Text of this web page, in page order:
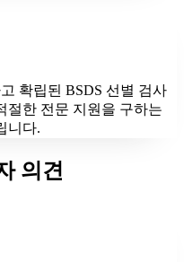
확립된 BSDS 선별 검사
절한 전문 지원을 구하는
니다.
의견